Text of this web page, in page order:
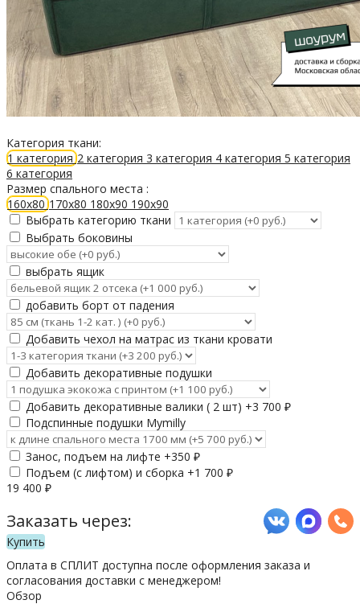
Категория ткани:
1 категория2 категория 3 категория 4 категория 5 категория
6 категория
Размер спального места :
160х80170х80 180х90 190х90
Выбрать категорию ткани
Выбрать боковины
выбрать ящик
добавить борт от падения
Добавить чехол на матрас из ткани кровати
Добавить декоративные подушки
Добавить декоративные валики ( 2 шт) +3 700 ₽
Подспинные подушки Mymilly
Занос, подъем на лифте +350 ₽
Подъем (с лифтом) и сборка +1 700 ₽
19 400 ₽
Заказать через:
Купить
Оплата в СПЛИТ доступна после оформления заказа и
согласования доставки с менеджером!
Обзор